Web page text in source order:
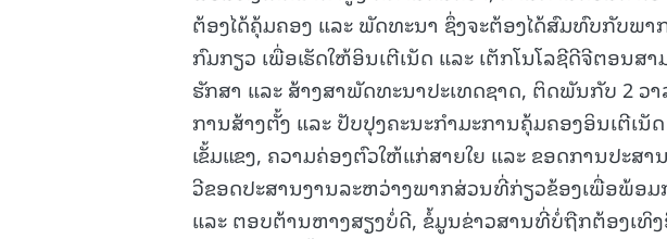
ຕ້ອງໄດ້ຄຸ້ມຄອງ ແລະ ພັດທະນາ ຊຶ່ງຈະຕ້ອງໄດ້ສົມທົບກັບ
ກົມກຽວ ເພື່ອເຮັດໃຫ້ອິນເຕີເນັດ ແລະ ເຕັກໂນໂລຊີດີຈີຕອນ
ຮັກສາ ແລະ ສ້າງສາພັດທະນາປະເທດຊາດ, ຕິດພັນກັບ 2 ວ
ການສ້າງຕັ້ງ ແລະ ປັບປຸງຄະນະກຳມະການຄຸ້ມຄອງອິນເຕີເນັ
ເຂັ້ມແຂງ, ຄວາມຄ່ອງຕົວໃຫ້ແກ່ສາຍໃຍ ແລະ ຂອດການປະສ
ວີຂອດປະສານງານລະຫວ່າງພາກສ່ວນທີ່ກ່ຽວຂ້ອງເພື່ອພ້ອ
ແລະ ຕອບຕ້ານຫາງສຽງບໍ່ດີ, ຂໍ້ມູນຂ່າວສານທີ່ບໍ່ຖືກຕ້ອງເທິ